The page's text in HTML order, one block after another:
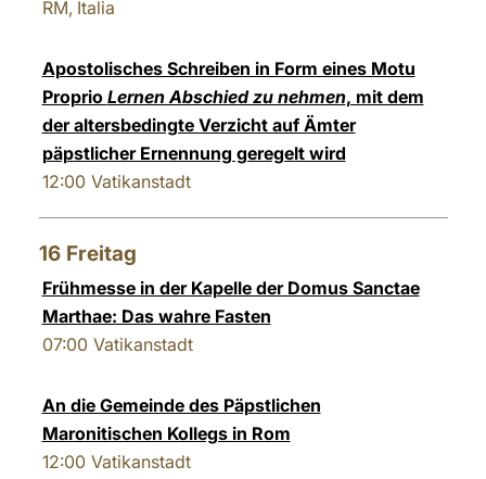
RM, Italia
Apostolisches Schreiben in Form eines Motu
Proprio Lernen Abschied zu nehmen, mit dem
der altersbedingte Verzicht auf Ämter
päpstlicher Ernennung geregelt wird
12:00 Vatikanstadt
16 Freitag
Frühmesse in der Kapelle der Domus Sanctae
Marthae: Das wahre Fasten
07:00 Vatikanstadt
An die Gemeinde des Päpstlichen
Maronitischen Kollegs in Rom
12:00 Vatikanstadt